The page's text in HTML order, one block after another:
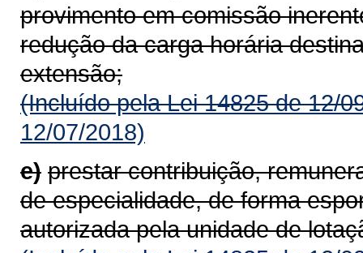
provimento em comissão
redução da carga horária
extensão;
(Incluído pela Lei 14825 de 12/
12/07/2018)
e) prestar contribuição,
de especialidade, de forma
autorizada pela unidade de